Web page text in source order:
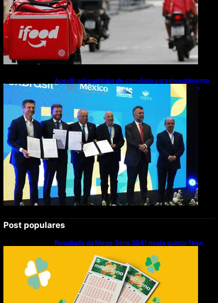
ApexBrasil participa de convênio para investimento
de R$ 2,63 milhões em exportações de cachaça
Post populares
Resultado da Mega-Sena 3041 nesta quinta-feira